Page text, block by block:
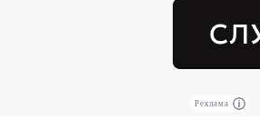
Реклама